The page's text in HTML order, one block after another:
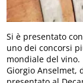
Si è presentato
uno dei concorsi
mondiale del vino.
Giorgio Anselmet,